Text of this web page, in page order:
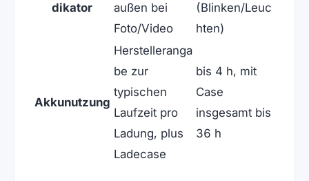
dikator
außen bei
Foto/Video
(Blinken/Leuc
hten)
Akkunutzung
Herstelleranga
be zur
typischen
Laufzeit pro
Ladung, plus
Ladecase
bis 4 h, mit
Case
insgesamt bis
36 h